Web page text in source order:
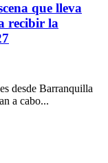
que lleva
recibir la
desde Barranquilla
a cabo...